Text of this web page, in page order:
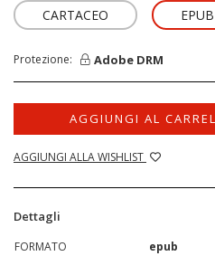
CARTACEO EPUB
Protezione: Adobe DRM
AGGIUNGI AL
AGGIUNGI ALLA WISHLIST
Dettagli
FORMATO
epub